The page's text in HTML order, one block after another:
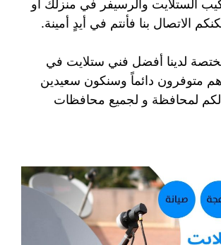
الستلايت والرسيفر في منزلك أو
الاتصال بنا فأنتم في أيدٍ أمينة.
لدينا أفضل فني ستلايت في
متوفرون دائماً وسنكون سعيدين
لكم لمحافظة و لجميع محافظات